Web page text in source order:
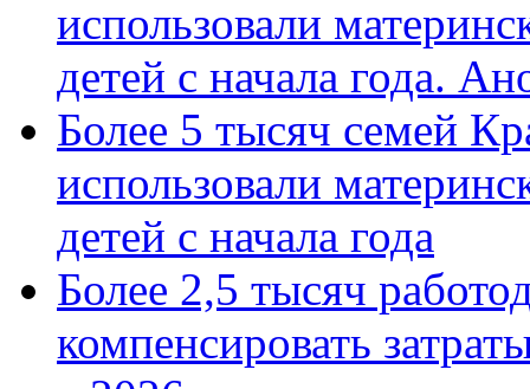
использовали
детей с начала года.
Более 5 тысяч семей
использовали
детей с начала года
Более 2,5 тысяч
компенсировать